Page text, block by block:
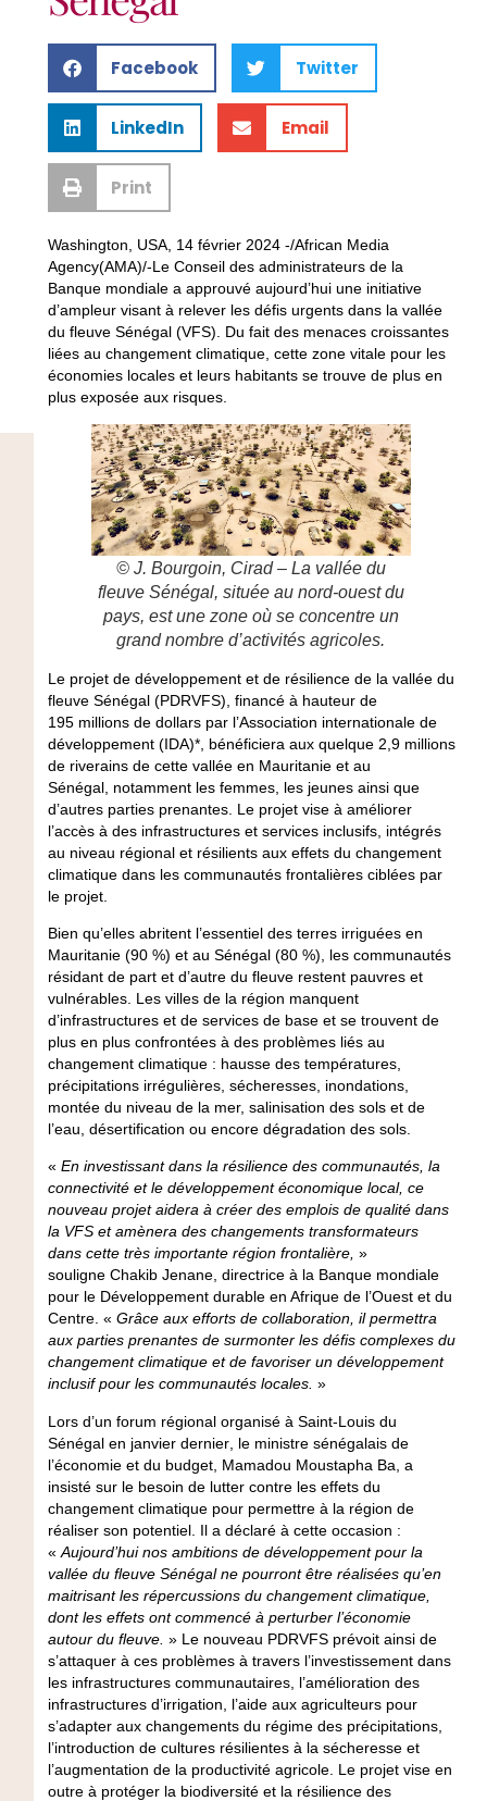
Facebook Twitter
LinkedIn Email
Print
Washington, USA, 14 février 2024 -/African Media
Agency(AMA)/-Le Conseil des administrateurs de la
Banque mondiale a approuvé aujourd’hui une initiative
d’ampleur visant à relever les défis urgents dans la vallée
du fleuve Sénégal (VFS). Du fait des menaces croissantes
liées au changement climatique, cette zone vitale pour les
économies locales et leurs habitants se trouve de plus en
plus exposée aux risques.
© J. Bourgoin, Cirad – La vallée du
fleuve Sénégal, située au nord-ouest du
pays, est une zone où se concentre un
grand nombre d’activités agricoles.
Le projet de développement et de résilience de la vallée du
fleuve Sénégal (PDRVFS), financé à hauteur de
195 millions de dollars par l’Association internationale de
développement (IDA)*, bénéficiera aux quelque 2,9 millions
de riverains de cette vallée en Mauritanie et au
Sénégal, notamment les femmes, les jeunes ainsi que
d’autres parties prenantes. Le projet vise à améliorer
l’accès à des infrastructures et services inclusifs, intégrés
au niveau régional et résilients aux effets du changement
climatique dans les communautés frontalières ciblées par
le projet.
Bien qu’elles abritent l’essentiel des terres irriguées en
Mauritanie (90 %) et au Sénégal (80 %), les communautés
résidant de part et d’autre du fleuve restent pauvres et
vulnérables. Les villes de la région manquent
d’infrastructures et de services de base et se trouvent de
plus en plus confrontées à des problèmes liés au
changement climatique : hausse des températures,
précipitations irrégulières, sécheresses, inondations,
montée du niveau de la mer, salinisation des sols et de
l’eau, désertification ou encore dégradation des sols.
« En investissant dans la résilience des communautés, la
connectivité et le développement économique local, ce
nouveau projet aidera à créer des emplois de qualité dans
la VFS et amènera des changements transformateurs
dans cette très importante région frontalière, »
souligne Chakib Jenane, directrice à la Banque mondiale
pour le Développement durable en Afrique de l’Ouest et du
Centre. « Grâce aux efforts de collaboration, il permettra
aux parties prenantes de surmonter les défis complexes du
changement climatique et de favoriser un développement
inclusif pour les communautés locales. »
Lors d’un forum régional organisé à Saint-Louis du
Sénégal en janvier dernier, le ministre sénégalais de
l’économie et du budget, Mamadou Moustapha Ba , a
insisté sur le besoin de lutter contre les effets du
changement climatique pour permettre à la région de
réaliser son potentiel. Il a déclaré à cette occasion :
« Aujourd’hui nos ambitions de développement pour la
vallée du fleuve Sénégal ne pourront être réalisées qu’en
maitrisant les répercussions du changement climatique,
dont les effets ont commencé à perturber l’économie
autour du fleuve. » Le nouveau PDRVFS prévoit ainsi de
s’attaquer à ces problèmes à travers l’investissement dans
les infrastructures communautaires, l’amélioration des
infrastructures d’irrigation, l’aide aux agriculteurs pour
s’adapter aux changements du régime des précipitations,
l’introduction de cultures résilientes à la sécheresse et
l’augmentation de la productivité agricole. Le projet vise en
outre à protéger la biodiversité et la résilience des